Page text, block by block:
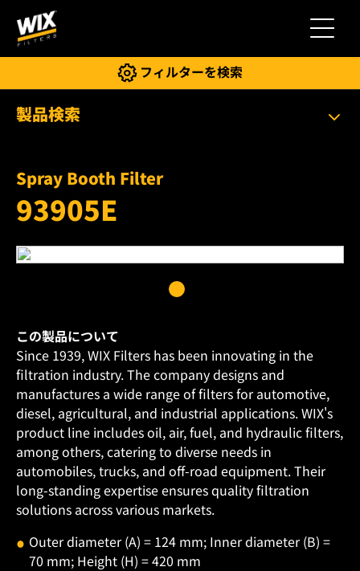
切り替え
フィルターを検索
製品検索
Spray Booth Filter
93905E
この製品について
Since 1939, WIX Filters has been innovating in the
filtration industry. The company designs and
manufactures a wide range of filters for automotive,
diesel, agricultural, and industrial applications. WIX's
product line includes oil, air, fuel, and hydraulic filters,
among others, catering to diverse needs in
automobiles, trucks, and off-road equipment. Their
long-standing expertise ensures quality filtration
solutions across various markets.
Outer diameter (A) = 124 mm; Inner diameter (B) =
70 mm; Height (H) = 420 mm